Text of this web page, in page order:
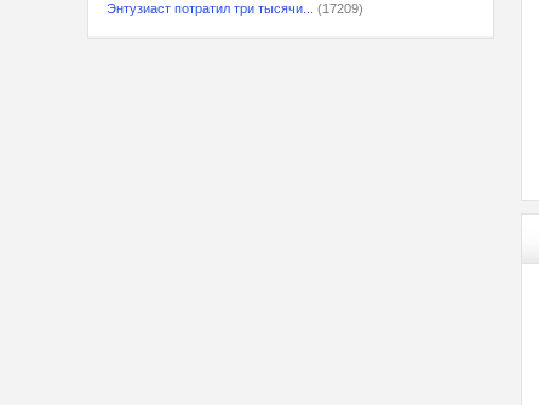
Энтузиаст потратил три тысячи...
(17209)